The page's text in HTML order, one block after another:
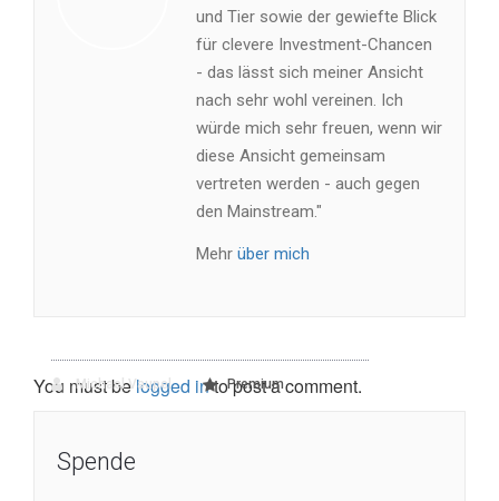
Michael Vaupel Premium
und Tier sowie der gewiefte Blick
für clevere Investment-Chancen
- das lässt sich meiner Ansicht
nach sehr wohl vereinen. Ich
würde mich sehr freuen, wenn wir
diese Ansicht gemeinsam
vertreten werden - auch gegen
den Mainstream."
Mehr über mich
You must belogged into post a comment.
Spende